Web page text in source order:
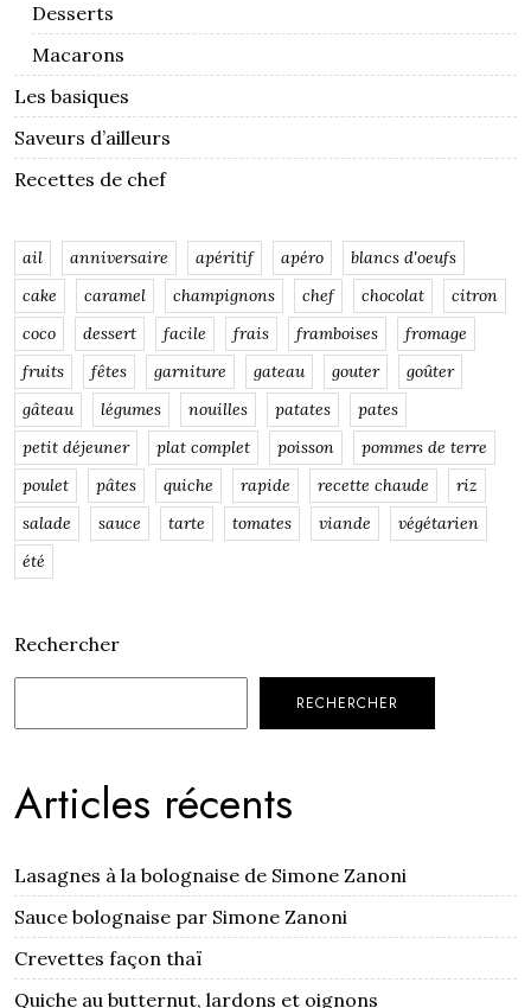
Desserts
Macarons
Les basiques
Saveurs d’ailleurs
Recettes de chef
ail anniversaire apéritif apéro
blancs d'oeufs
cake
caramel champignons chef chocolat
citron
coco
dessert facile frais framboises
fromage
fruits
fêtes garniture gateau gouter
goûter
gâteau
légumes nouilles patates
pates
petit déjeuner
plat complet poisson
pommes de terre
poulet
pâtes quiche rapide recette chaude
riz
salade
sauce tarte tomates viande
végétarien
été
Rechercher
RECHERCHER
Articles récents
Lasagnes à la bolognaise de Simone Zanoni
Sauce bolognaise par Simone Zanoni
Crevettes façon thaï
Quiche au butternut, lardons et oignons